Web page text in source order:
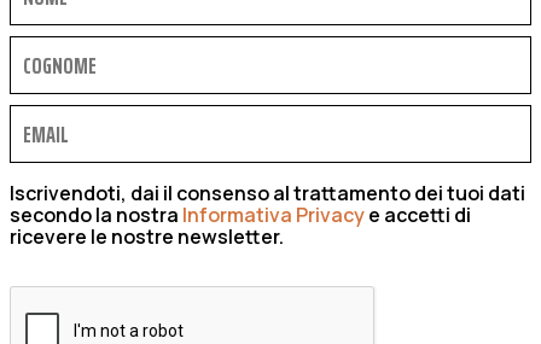
Iscrivendoti, dai il consenso al trattamento dei tuoi dati
secondo la nostra Informativa Privacye accetti di
ricevere le nostre newsletter.